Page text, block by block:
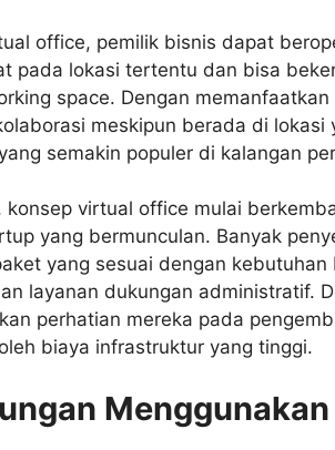
office, pemilik bisnis dapat
pada lokasi tertentu dan bisa
space. Dengan
meskipun berada di
semakin populer di kalangan
konsep virtual office mulai
yang bermunculan. Banyak
yang sesuai dengan
layanan dukungan administratif.
perhatian mereka pada
biaya infrastruktur yang tinggi.